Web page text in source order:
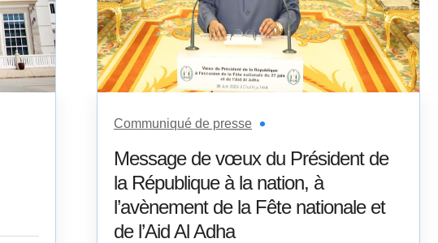
Communiqué de presse
Message de vœux du Président de
la République à la nation, à
l’avènement de la Fête nationale et
de l’Aid Al Adha